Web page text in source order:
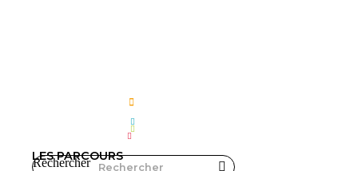
LES PARCOURS
Rechercher